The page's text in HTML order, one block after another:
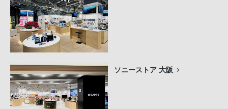
ソニーストア 大阪